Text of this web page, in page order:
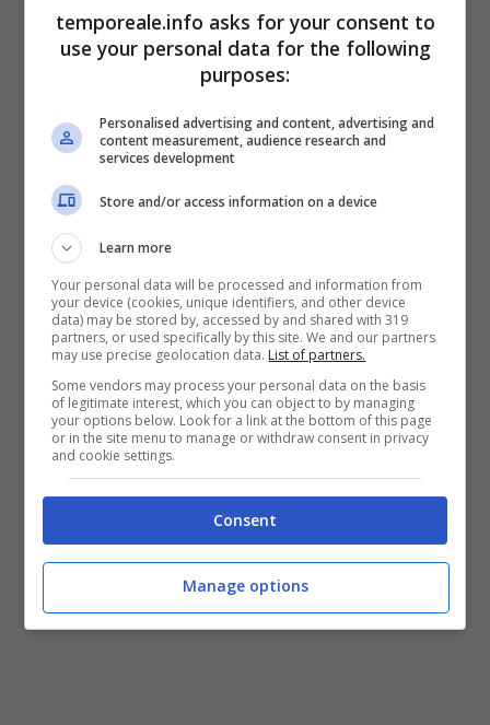
della Compagnia di Formia, ha accertato
quanto si immaginava già: il 28enne era
morto alcune ore prima in seguito ad
un’overdose di eroina. E il ritrovamento di
quanto era servito al giovane per iniettarsi la
dose letale di droga ha arricchito il quadro
probatorio del Carabinieri che, agli ordini del
maggiore David Pirrera, hanno avviato mirate
indagini a Itri e nel resto del territorio per
individuare il pusher che ha venduto a
Noviello la dose di eroina che, purtroppo, che
gli è costata la vita.
temporeale.info asks for your consent to
use your personal data for the following
purposes:
Personalised advertising and content, advertising and
content measurement, audience research and
services development
Store and/or access information on a device
Learn more
Your personal data will be processed and information from
your device (cookies, unique identifiers, and other device
data) may be stored by, accessed by and shared with 319
partners, or used specifically by this site. We and our partners
may use precise geolocation data. List of partners.
Some vendors may process your personal data on the basis
of legitimate interest, which you can object to by managing
your options below. Look for a link at the bottom of this page
or in the site menu to manage or withdraw consent in privacy
and cookie settings.
Consent
Manage options